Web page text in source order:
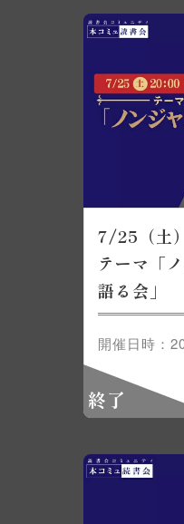
7/25（土
テーマ「
語る会」
開催日時：
終了